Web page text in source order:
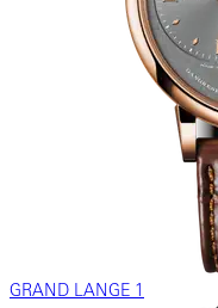
GRAND LANGE 1